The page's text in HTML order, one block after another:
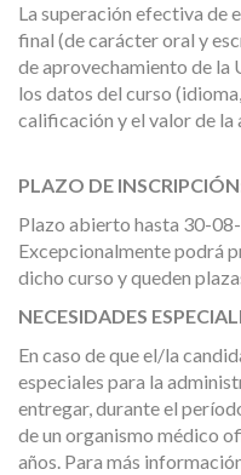
La superación efectiva de
final (de carácter oral y
de aprovechamiento de la
los datos del curso
calificación y el valor de
PLAZO DE
Plazo abierto hasta 30-
Excepcionalmente podrá
dicho curso y queden
NECESIDADES
En caso de que el/la
especiales para la
entregar, durante el
de un organismo médico
años. Para más